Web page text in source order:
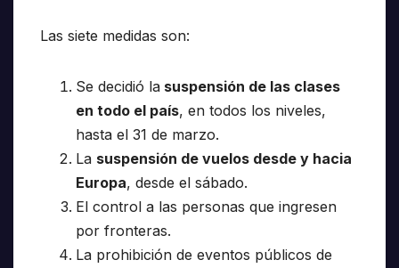
Las siete medidas son:
Se decidió la suspensión de las clases
en todo el país, en todos los niveles,
hasta el 31 de marzo.
La suspensión de vuelos desde y hacia
Europa, desde el sábado.
El control a las personas que ingresen
por fronteras.
La prohibición de eventos públicos de